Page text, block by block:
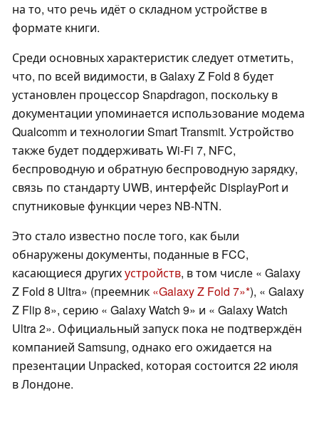
на то, что речь идёт о складном устройстве в
формате книги.
Среди основных характеристик следует отметить,
что, по всей видимости, в Galaxy Z Fold 8 будет
установлен процессор Snapdragon, поскольку в
документации упоминается использование модема
Qualcomm и технологии Smart Transmit. Устройство
также будет поддерживать Wi-Fi 7, NFC,
беспроводную и обратную беспроводную зарядку,
связь по стандарту UWB, интерфейс DisplayPort и
спутниковые функции через NB-NTN.
Это стало известно после того, как были
обнаружены документы, поданные в FCC,
касающиеся другихустройств, в том числе « Galaxy
Z Fold 8 Ultra» (преемник «Galaxy Z Fold 7» ), « Galaxy
Z Flip 8», серию « Galaxy Watch 9» и « Galaxy Watch
Ultra 2». Официальный запуск пока не подтверждён
компанией Samsung, однако его ожидается на
презентации Unpacked, которая состоится 22 июля
в Лондоне.